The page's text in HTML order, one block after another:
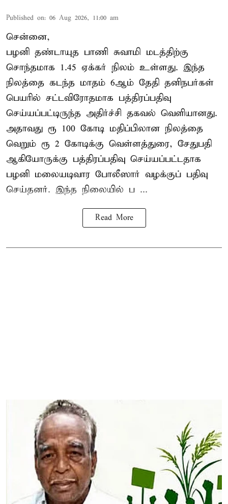
Published on: 06 Aug 2026, 11:00 am
சென்னை,
பழனி தண்டாயுத பாணி சுவாமி மடத்திற்கு
சொந்தமாக 1.45 ஏக்கர் நிலம் உள்ளது. இந்த
நிலத்தை கடந்த மாதம் 6ஆம் தேதி தனிநபர்கள்
பெயரில் சட்டவிரோதமாக பத்திரப்பதிவு
செய்யப்பட்டிருந்த அதிர்ச்சி தகவல் வெளியானது.
அதாவது ரூ 100 கோடி மதிப்பிலான நிலத்தை
வெறும் ரூ 2 கோடிக்கு வெள்ளத்துரை, சேதுபதி
ஆகியோருக்கு பத்திரப்பதிவு செய்யப்பட்டதாக
பழனி மலையடிவார போலீஸார் வழக்குப் பதிவு
செய்தனர். இந்த நிலையில் ப ...
Read More